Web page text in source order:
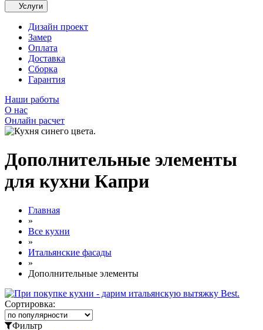
Услуги
Дизайн проект
Замер
Оплата
Доставка
Сборка
Гарантия
Наши работы
О нас
Онлайн расчет
Дополнительные элементы
для кухни Капри
Главная
»
Все кухни
»
Итальянские фасады
»
Дополнительные элементы
Сортировка:
Фильтр